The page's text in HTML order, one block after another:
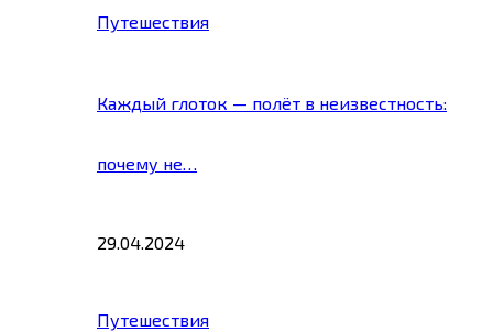
Путешествия
Каждый глоток — полёт в неизвестность:
почему не…
29.04.2024
Путешествия